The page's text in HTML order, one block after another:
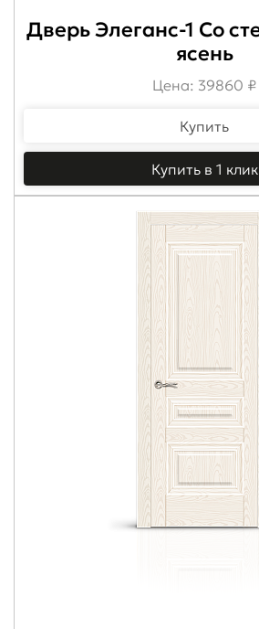
Дверь Элеганс-1 Со
ясень
Цена: 39860 ₽
Купить
Купить в 1 клик